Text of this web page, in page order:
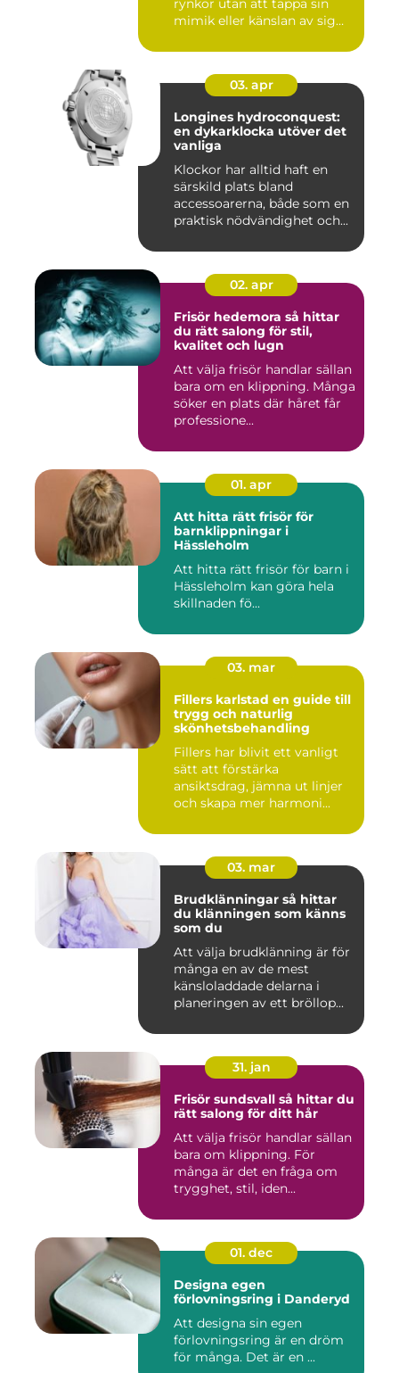
mimik eller känslan av sig
03. apr
Longines hydroconquest:
en dykarklocka utöver det
vanliga
Klockor har alltid haft en
särskild plats bland
accessoarerna, både som en
praktisk nödvändighet och...
02. apr
Frisör hedemora så hittar
du rätt salong för stil,
kvalitet och lugn
Att välja frisör handlar sällan
bara om en klippning. Många
söker en plats där håret får
professione...
01. apr
Att hitta rätt frisör för
barnklippningar i
Hässleholm
Att hitta rätt frisör för barn i
Hässleholm kan göra hela
skillnaden fö...
03. mar
Fillers karlstad en guide till
trygg och naturlig
skönhetsbehandling
Fillers har blivit ett vanligt
sätt att förstärka
ansiktsdrag, jämna ut linjer
och skapa mer harmoni...
03. mar
Brudklänningar så hittar
du klänningen som känns
som du
Att välja brudklänning är för
många en av de mest
känsloladdade delarna i
planeringen av ett bröllop...
31. jan
Frisör sundsvall så hittar du
rätt salong för ditt hår
Att välja frisör handlar sällan
bara om klippning. För
många är det en fråga om
trygghet, stil, iden...
01. dec
Designa egen
förlovningsring i Danderyd
Att designa sin egen
förlovningsring är en dröm
för många. Det är en ...